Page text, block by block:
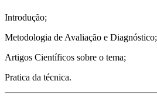
Introdução;
Metodologia de Avaliação e Diagnóstico;
Artigos Científicos sobre o tema;
Pratica da técnica.